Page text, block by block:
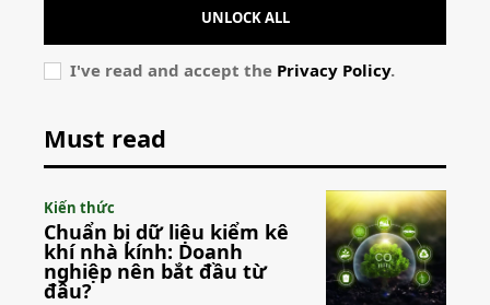
UNLOCK ALL
I've read and accept the Privacy Policy.
Must read
Kiến thức
Chuẩn bị dữ liệu kiểm kê
khí nhà kính: Doanh
nghiệp nên bắt đầu từ
đâu?